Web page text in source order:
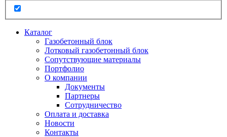
Каталог
Газобетонный блок
Лотковый газобетонный блок
Сопутствующие материалы
Портфолио
О компании
Документы
Партнеры
Сотрудничество
Оплата и доставка
Новости
Контакты